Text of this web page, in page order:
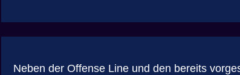
Neben der Offense Line und den bereits